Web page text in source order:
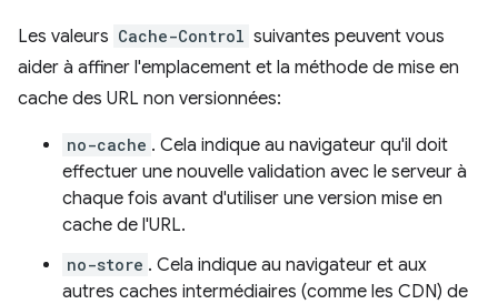
Les valeurs Cache-Control suivantes peuvent vous
aider à affiner l'emplacement et la méthode de mise en
cache des URL non versionnées:
no-cache . Cela indique au navigateur qu'il doit
effectuer une nouvelle validation avec le serveur à
chaque fois avant d'utiliser une version mise en
cache de l'URL.
no-store . Cela indique au navigateur et aux
autres caches intermédiaires (comme les CDN) de